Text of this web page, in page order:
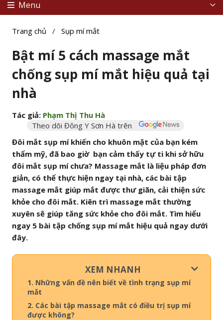
Menu
Trang chủ / Sụp mí mắt
Bật mí 5 cách massage mắt
chống sụp mí mắt hiệu quả tại
nhà
Tác giả: Phạm Thị Thu Hà
Theo dõi Đông Y Sơn Hà trên
Đôi mắt sụp mí khiến cho khuôn mặt của bạn kém
thẩm mỹ, đã bao giờ bạn cảm thấy tự ti khi sở hữu
đôi mắt sụp mí chưa? Massage mắt là liệu pháp đơn
giản, có thể thực hiện ngay tại nhà, các bài tập
massage mắt giúp mắt được thư giãn, cải thiện sức
khỏe cho đôi mắt. Kiên trì massage mắt thường
xuyên sẽ giúp tăng sức khỏe cho đôi mắt. Tìm hiểu
ngay 5 bài tập chống sụp mí mắt hiệu quả ngay dưới
đây.
XEM NHANH
1. Những vấn đề nên biết về tình trạng sụp mí
mắt
2. Các bài tập massage mắt có điều trị sụp mí
được không?